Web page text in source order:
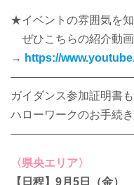
★イベントの雰囲気を知
ぜひこちらの紹介動
→ https://
ガイダンス参加証明書
ハローワークのお手続
〈県央エリア〉
【日程】9月5日（金）